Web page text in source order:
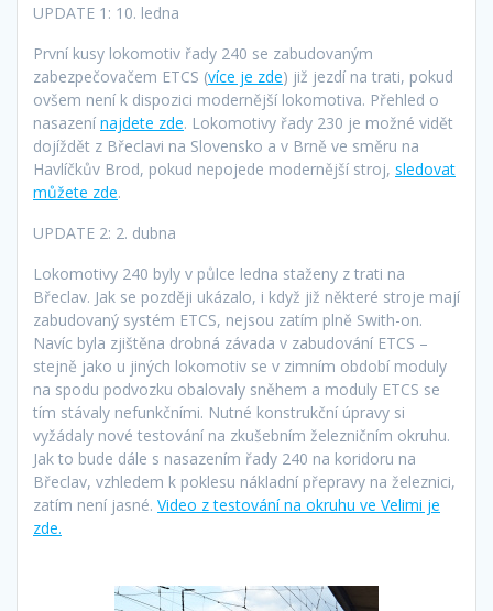
UPDATE 1: 10. ledna
První kusy lokomotiv řady 240 se zabudovaným
zabezpečovačem ETCS (více je zde) již jezdí na trati, pokud
ovšem není k dispozici modernější lokomotiva. Přehled o
nasazení najdete zde. Lokomotivy řady 230 je možné vidět
dojíždět z Břeclavi na Slovensko a v Brně ve směru na
Havlíčkův Brod, pokud nepojede modernější stroj, sledovat
můžete zde.
UPDATE 2: 2. dubna
Lokomotivy 240 byly v půlce ledna staženy z trati na
Břeclav. Jak se později ukázalo, i když již některé stroje mají
zabudovaný systém ETCS, nejsou zatím plně Swith-on.
Navíc byla zjištěna drobná závada v zabudování ETCS –
stejně jako u jiných lokomotiv se v zimním období moduly
na spodu podvozku obalovaly sněhem a moduly ETCS se
tím stávaly nefunkčními. Nutné konstrukční úpravy si
vyžádaly nové testování na zkušebním železničním okruhu.
Jak to bude dále s nasazením řady 240 na koridoru na
Břeclav, vzhledem k poklesu nákladní přepravy na železnici,
zatím není jasné. Video z testování na okruhu ve Velimi je
zde.